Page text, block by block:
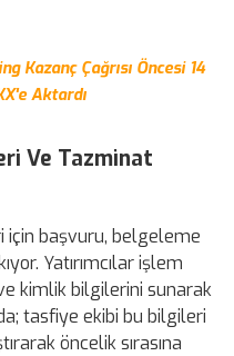
Kazanç Çağrısı Öncesi 14
Aktardı
Ve Tazminat
için başvuru, belgeleme
Yatırımcılar işlem
kimlik bilgilerini sunarak
tasfiye ekibi bu bilgileri
öncelik sırasına